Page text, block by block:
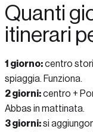
Quanti
itinerari
1 giorno:centro
spiaggia. Funziona.
2 giorni:centro +
Abbas in mattinata.
3 giorni:si